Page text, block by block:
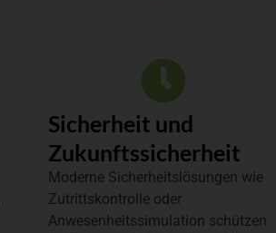
Sicherheit und
Zukunftssicherheit
Moderne Sicherheitslösungen wie
Zutrittskontrolle oder
Anwesenheitssimulation schützen